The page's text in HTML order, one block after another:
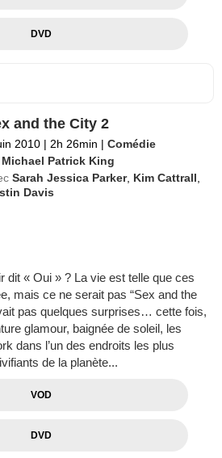
DVD
and the City 2
2010 | 2h 26min | Comédie
Michael Patrick King
Sarah Jessica Parker, Kim Cattrall
Davis
dit « Oui » ? La vie est telle que ces
mais ce ne serait pas “Sex and the
pas quelques surprises… cette fois,
glamour, baignée de soleil, les
dans l’un des endroits les plus
de la planète...
VOD
DVD